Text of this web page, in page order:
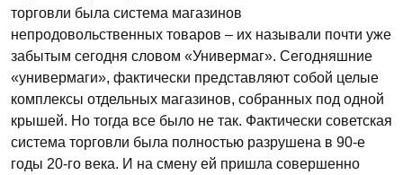
торговли была система магазинов
непродовольственных товаров – их называли почти уже
забытым сегодня словом «Универмаг». Сегодняшние
«универмаги», фактически представляют собой целые
комплексы отдельных магазинов, собранных под одной
крышей. Но тогда все было не так. Фактически советская
система торговли была полностью разрушена в 90-е
годы 20-го века. И на смену ей пришла совершенно